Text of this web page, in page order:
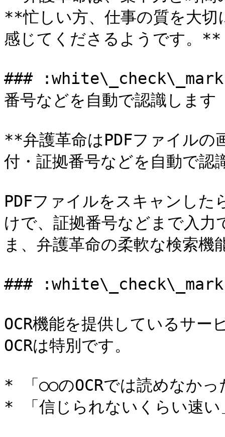
**忙しい方、仕事の質を大切
感じてくださるようです。**
### :white\_check\_mark:
番号などを自動で認識します
**弁護革命はPDFファイルの
付・証拠番号などを自動で
PDFファイルをスキャンし
けで、証拠番号などまで入
ま、弁護革命の柔軟な検索
### :white\_check\_mark:
OCR機能を提供しているサ
OCRは特別です。
* 「○○のOCRでは読めなか
* 「信じられないくらい速い